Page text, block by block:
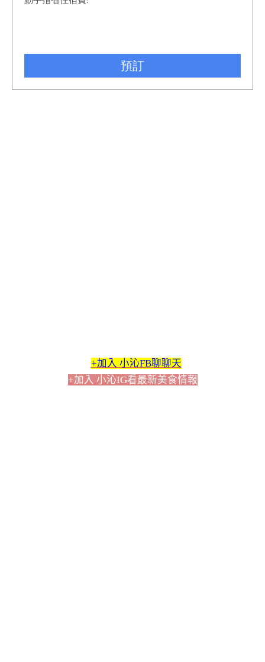
+加入 小沁FB聊聊天
+加入 小沁IG看最新美食情報